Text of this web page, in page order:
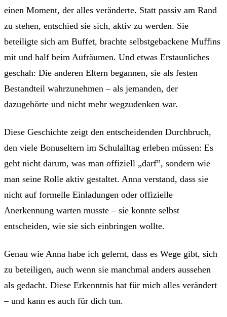
einen Moment, der alles veränderte. Statt passiv am Rand
zu stehen, entschied sie sich, aktiv zu werden. Sie
beteiligte sich am Buffet, brachte selbstgebackene Muffins
mit und half beim Aufräumen. Und etwas Erstaunliches
geschah: Die anderen Eltern begannen, sie als festen
Bestandteil wahrzunehmen – als jemanden, der
dazugehörte und nicht mehr wegzudenken war.
Diese Geschichte zeigt den entscheidenden Durchbruch,
den viele Bonuseltern im Schulalltag erleben müssen: Es
geht nicht darum, was man offiziell „darf”, sondern wie
man seine Rolle aktiv gestaltet. Anna verstand, dass sie
nicht auf formelle Einladungen oder offizielle
Anerkennung warten musste – sie konnte selbst
entscheiden, wie sie sich einbringen wollte.
Genau wie Anna habe ich gelernt, dass es Wege gibt, sich
zu beteiligen, auch wenn sie manchmal anders aussehen
als gedacht. Diese Erkenntnis hat für mich alles verändert
– und kann es auch für dich tun.